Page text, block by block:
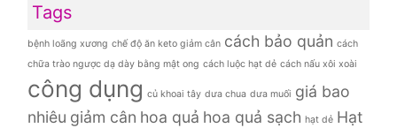
Tags
bệnh loãng xương chế độ ăn keto giảm cân cách bảo quản cách
chữa trào ngược dạ dày bằng mật ong cách luộc hạt dẻ cách nấu xôi xoài
công dụng củ khoai tây dưa chua dưa muối giá bao
nhiêu giảm cân hoa quả hoa quả sạch hạt dẻ Hạt